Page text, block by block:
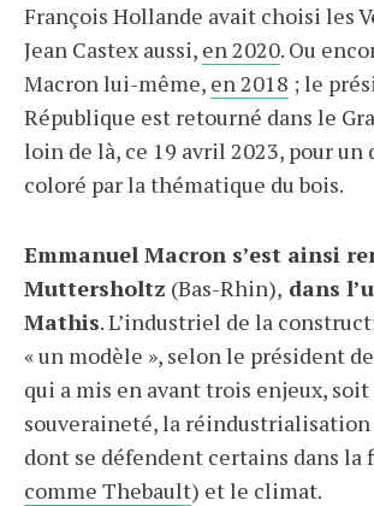
François Hollande avait choisi les
Jean Castex aussi, en 2020. Ou
Macron lui-même, en 2018 ; le
République est retourné dans le
loin de là, ce 19 avril 2023, pour un
coloré par la thématique du bois.
Emmanuel Macron s’est ainsi
Muttersholtz (Bas-Rhin), dans
Mathis. L’industriel de la
« un modèle », selon le président
qui a mis en avant trois enjeux, soit
souveraineté, la
dont se défendent certains dans la
comme Thebault) et le climat.